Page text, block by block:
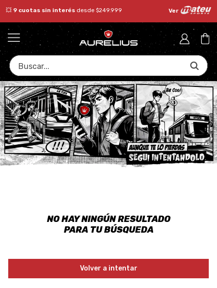
💥​ 9 cuotas sin interés desde $249.999 Ver
Buscar...
NO HAY NINGÚN RESULTADO
PARA TU BÚSQUEDA
Volver a intentar